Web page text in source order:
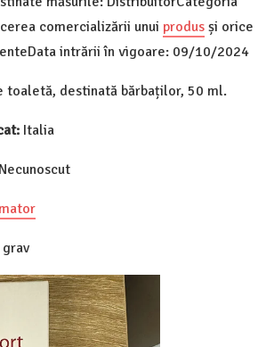
comercializării unui produs și orice
intrării în vigoare: 09/10/2024
toaletă, destinată bărbaților, 50 ml.
Italia
Necunoscut
grav